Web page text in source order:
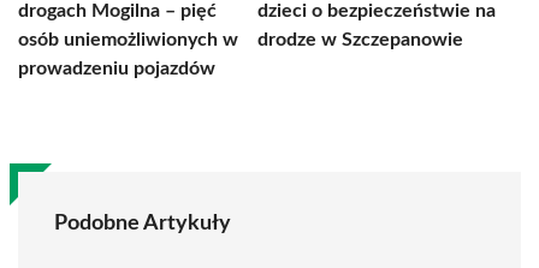
drogach Mogilna – pięć
osób uniemożliwionych w
prowadzeniu pojazdów
dzieci o bezpieczeństwie na
drodze w Szczepanowie
Podobne Artykuły